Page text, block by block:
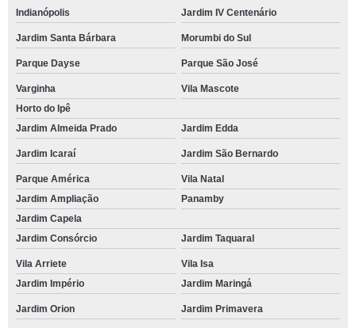
Indianópolis Jardim IV Centenário
Jardim Santa Bárbara Morumbi do Sul
Parque Dayse Parque São José
Varginha
Vila Mascote
Horto do Ipê
Jardim Almeida Prado
Jardim Edda
Jardim Icaraí Jardim São Bernardo
Parque América
Vila Natal
Jardim Ampliação
Panamby
Jardim Capela
Jardim Consórcio
Jardim Taquaral
Vila Arriete
Vila Isa
Jardim Império
Jardim Maringá
Jardim Orion Jardim Primavera